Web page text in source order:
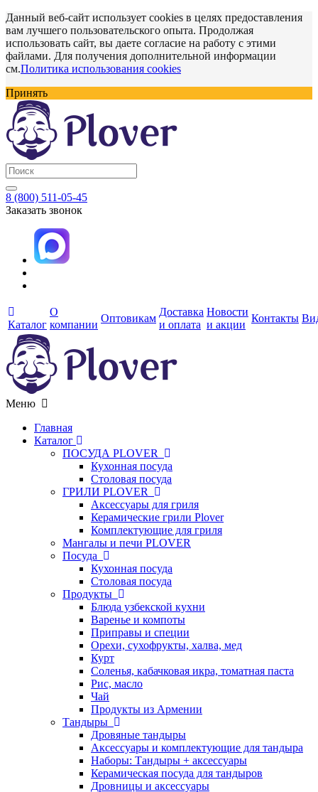
Данный веб-сайт использует cookies в целях предоставления
вам лучшего пользовательского опыта. Продолжая
использовать сайт, вы даете согласие на работу с этими
файлами. Для получения дополнительной информации
см.Политика использования cookies
Принять
8 (800) 511-05-45
Заказать звонок
Каталог
О
компании
Оптовикам
Доставка
и оплата
Новости
и акции
Контакты
Меню
Главная
Каталог
ПОСУДА PLOVER
Кухонная посуда
Столовая посуда
ГРИЛИ PLOVER
Аксессуары для гриля
Керамические грили Plover
Комплектующие для гриля
Мангалы и печи PLOVER
Посуда
Кухонная посуда
Столовая посуда
Продукты
Блюда узбекской кухни
Варенье и компоты
Приправы и специи
Орехи, сухофрукты, халва, мед
Курт
Соленья, кабачковая икра, томатная паста
Рис, масло
Чай
Продукты из Армении
Тандыры
Дровяные тандыры
Аксессуары и комплектующие для тандыра
Наборы: Тандыры + аксессуары
Керамическая посуда для тандыров
Дровницы и аксессуары